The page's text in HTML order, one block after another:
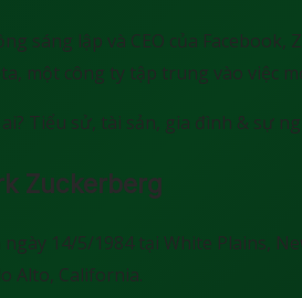
sáng lập và CEO của
một công ty tập trung vào việc
Zuckerberg
14/5/1984 tại White Plains,
Alto, California.